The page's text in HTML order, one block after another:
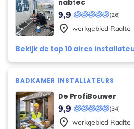
nabtec
(26)
9,9
Bekijk de top 10 airco
place werkgebied Raalte
BADKAMER INSTALLATEURS
De ProfiBouwer
(34)
9,9
place werkgebied Raalte